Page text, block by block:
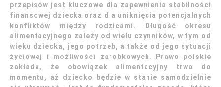
przepisów jest kluczowe dla zapewnienia stabilności
finansowej dziecka oraz dla uniknięcia potencjalnych
konfliktów między rodzicami. Długość okresu
alimentacyjnego zależy od wielu czynników, w tym od
wieku dziecka, jego potrzeb, a także od jego sytuacji
życiowej i możliwości zarobkowych. Prawo polskie
zakłada, że obowiązek alimentacyjny trwa do
momentu, aż dziecko będzie w stanie samodzielnie